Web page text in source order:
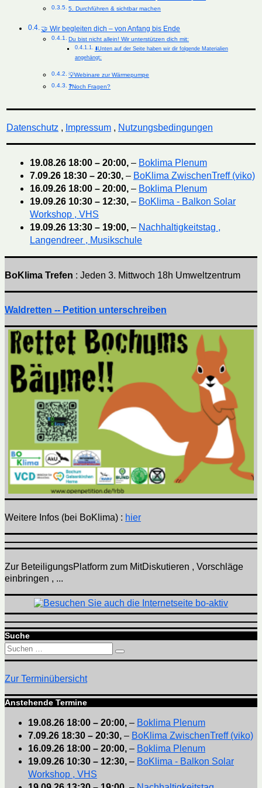
5. Durchführen & sichtbar machen
🤝 Wir begleiten dich – von Anfang bis Ende
Du bist nicht allein! Wir unterstützen dich mit:
⬇️Unten auf der Seite haben wir dir folgende Materialien
angehängt:
💡Webinare zur Wärmepumpe
❓Noch Fragen?
Datenschutz , Impressum, Nutzungsbedingungen
19.08.26 18:00 – 20:00, – Boklima Plenum
7.09.26 18:30 – 20:30, – BoKlima ZwischenTreff (viko)
16.09.26 18:00 – 20:00, – Boklima Plenum
19.09.26 10:30 – 12:30, – BoKlima - Balkon Solar
Workshop , VHS
19.09.26 13:30 – 19:00, – Nachhaltigkeitstag ,
Langendreer , Musikschule
BoKlima Trefen : Jeden 3. Mittwoch 18h Umweltzentrum
Waldretten -- Petition unterschreiben
Weitere Infos (bei BoKlima) : hier
Zur BeteiligungsPlatform zum MitDiskutieren , Vorschläge
einbringen , ...
Suche
Suchen
nach:
Suchen
Zur Terminübersicht
Anstehende Termine
19.08.26 18:00 – 20:00, – Boklima Plenum
7.09.26 18:30 – 20:30, – BoKlima ZwischenTreff (viko)
16.09.26 18:00 – 20:00, – Boklima Plenum
19.09.26 10:30 – 12:30, – BoKlima - Balkon Solar
Workshop , VHS